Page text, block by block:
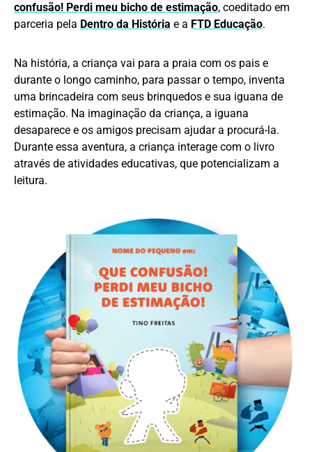
confusão! Perdi meu bicho de estimação, coeditado em
parceria pela Dentro da História e a FTD Educação.
Na história, a criança vai para a praia com os pais e
durante o longo caminho, para passar o tempo, inventa
uma brincadeira com seus brinquedos e sua iguana de
estimação. Na imaginação da criança, a iguana
desaparece e os amigos precisam ajudar a procurá-la.
Durante essa aventura, a criança interage com o livro
através de atividades educativas, que potencializam a
leitura.